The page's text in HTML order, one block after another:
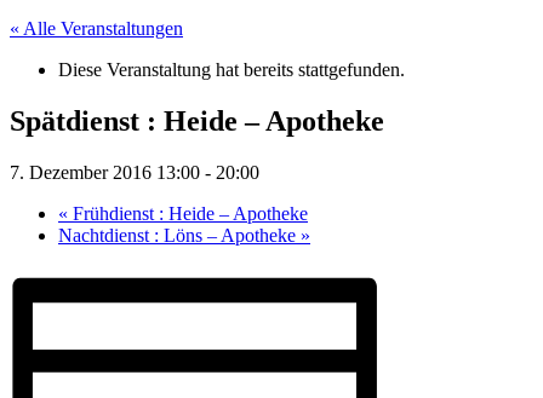
« Alle Veranstaltungen
Diese Veranstaltung hat bereits stattgefunden.
Spätdienst : Heide – Apotheke
7. Dezember 2016 13:00 - 20:00
« Frühdienst : Heide – Apotheke
Nachtdienst : Löns – Apotheke »